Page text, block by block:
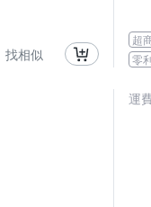
找相似
超
零
運